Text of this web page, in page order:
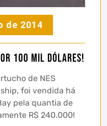
de 2014
100 mil dólares!
de NES
foi vendida há
pela quantia de
R$ 240.000!